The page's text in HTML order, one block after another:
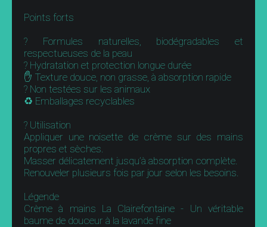
Points forts
? Formules naturelles, biodégradables et
respectueuses de la peau
? Hydratation et protection longue durée
✋ Texture douce, non grasse, à absorption rapide
? Non testées sur les animaux
♻️ Emballages recyclables
? Utilisation
Appliquer une noisette de crème sur des mains
propres et sèches.
Masser délicatement jusqu’à absorption complète.
Renouveler plusieurs fois par jour selon les besoins.
Légende
Crème à mains La Clairefontaine - Un véritable
baume de douceur à la lavande fine